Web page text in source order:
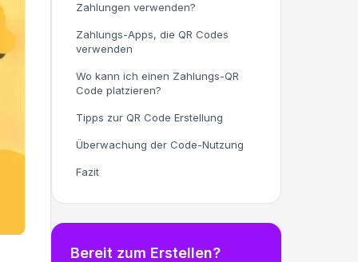
Zahlungen verwenden?
Zahlungs-Apps, die QR Codes
verwenden
Wo kann ich einen Zahlungs-QR
Code platzieren?
Tipps zur QR Code Erstellung
Überwachung der Code-Nutzung
Fazit
Bereit zum Erstellen?